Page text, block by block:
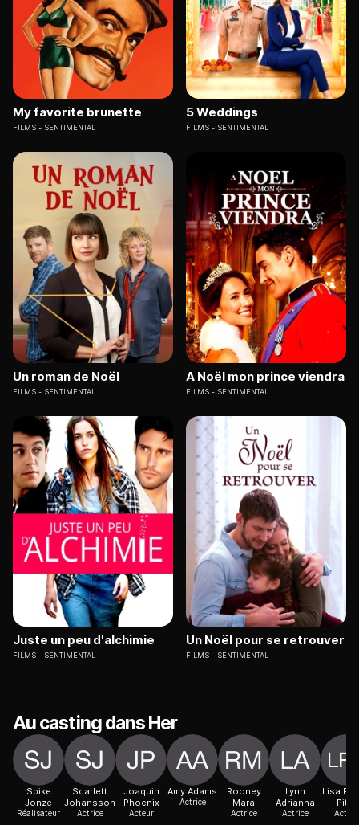
My favorite brunette
FILMS SENTIMENTAL
5 Weddings
FILMS SENTIMENTAL
Un roman de Noël
FILMS SENTIMENTAL
A Noël mon prince viendra
FILMS SENTIMENTAL
Juste un peu d'alchimie
FILMS SENTIMENTAL
Un Noël pour se retrouver
FILMS SENTIMENTAL
Au casting dans Her
Spike
Jonze
Réalisateur
Scarlett
Johansson
Actrice
Joaquin
Phoenix
Acteur
Amy Adams
Actrice
Rooney
Mara
Actrice
Lynn
Adrianna
Actrice
Lisa
Pitts
Acteur